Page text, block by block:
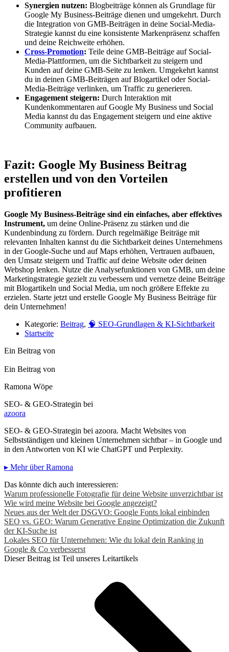
Synergien nutzen: Blogbeiträge können als Grundlage für
Google My Business-Beiträge dienen und umgekehrt. Durch
die Integration von GMB-Beiträgen in deine Social-Media-
Strategie kannst du eine konsistente Markenpräsenz schaffen
und deine Reichweite erhöhen.
Cross-Promotion: Teile deine GMB-Beiträge auf Social-
Media-Plattformen, um die Sichtbarkeit zu steigern und
Kunden auf deine GMB-Seite zu lenken. Umgekehrt kannst
du in deinen GMB-Beiträgen auf Blogartikel oder Social-
Media-Beiträge verlinken, um Traffic zu generieren.
Engagement steigern: Durch Interaktion mit
Kundenkommentaren auf Google My Business und Social
Media kannst du das Engagement steigern und eine aktive
Community aufbauen.
Fazit: Google My Business Beitrag
erstellen und von den Vorteilen
profitieren
Google My Business-Beiträge sind ein einfaches, aber effektives
Instrument, um deine Online-Präsenz zu stärken und die
Kundenbindung zu fördern. Durch regelmäßige Beiträge mit
relevanten Inhalten kannst du die Sichtbarkeit deines Unternehmens
in der Google-Suche und auf Maps erhöhen, Vertrauen aufbauen,
den Umsatz steigern und Traffic auf deine Website oder deinen
Webshop lenken. Nutze die Analysefunktionen von GMB, um deine
Marketingstrategie gezielt zu verbessern und vernetze deine Beiträge
mit Blogartikeln und Social Media, um noch größere Effekte zu
erzielen. Starte jetzt und erstelle Google My Business Beiträge für
dein Unternehmen!
Kategorie: Beitrag, 🧠 SEO-Grundlagen & KI-Sichtbarkeit
Startseite
Ein Beitrag von
Ein Beitrag von
Ramona Wöpe
SEO- & GEO-Strategin bei
azoora
SEO- & GEO-Strategin bei azoora. Macht Websites von
Selbstständigen und kleinen Unternehmen sichtbar – in Google und
in den Antworten von KI wie ChatGPT und Perplexity.
▸ Mehr über Ramona
Das könnte dich auch interessieren:
Warum professionelle Fotografie für deine Website unverzichtbar ist
Wie wird meine Website bei Google angezeigt?
Neues aus der Welt der DSGVO: Google Fonts lokal einbinden
SEO vs. GEO: Warum Generative Engine Optimization die Zukunft
der KI-Suche ist
Lokales SEO für Unternehmen: Wie du lokal dein Ranking in
Google & Co verbesserst
Dieser Beitrag ist Teil unseres Leitartikels